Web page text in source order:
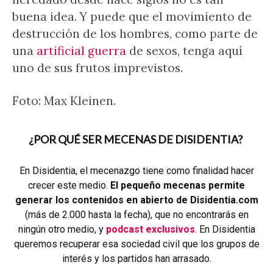
buena idea. Y puede que el movimiento de
destrucción de los hombres, como parte de
una artificial guerra de sexos, tenga aquí
uno de sus frutos imprevistos.
Foto: Max Kleinen.
¿POR QUÉ SER MECENAS DE DISIDENTIA?
En Disidentia, el mecenazgo tiene como finalidad hacer
crecer este medio. El pequeño mecenas permite
generar los contenidos en abierto de Disidentia.com
(más de 2.000 hasta la fecha), que no encontrarás en
ningún otro medio, y podcast exclusivos. En Disidentia
queremos recuperar esa sociedad civil que los grupos de
interés y los partidos han arrasado.